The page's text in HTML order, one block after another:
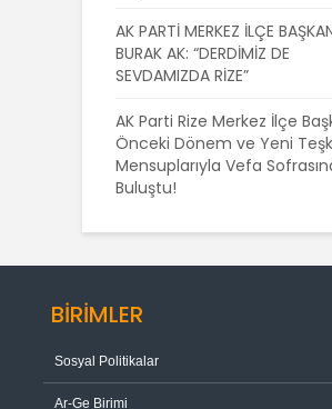
AK PARTİ MERKEZ İLÇE
BURAK AK: “DERDİMİZ DE
SEVDAMIZDA RİZE”
AK Parti Rize Merkez İlçe
Önceki Dönem ve Yeni
Mensuplarıyla Vefa
Buluştu!
BİRİMLER
Sosyal Politikalar
Ar-Ge Birimi